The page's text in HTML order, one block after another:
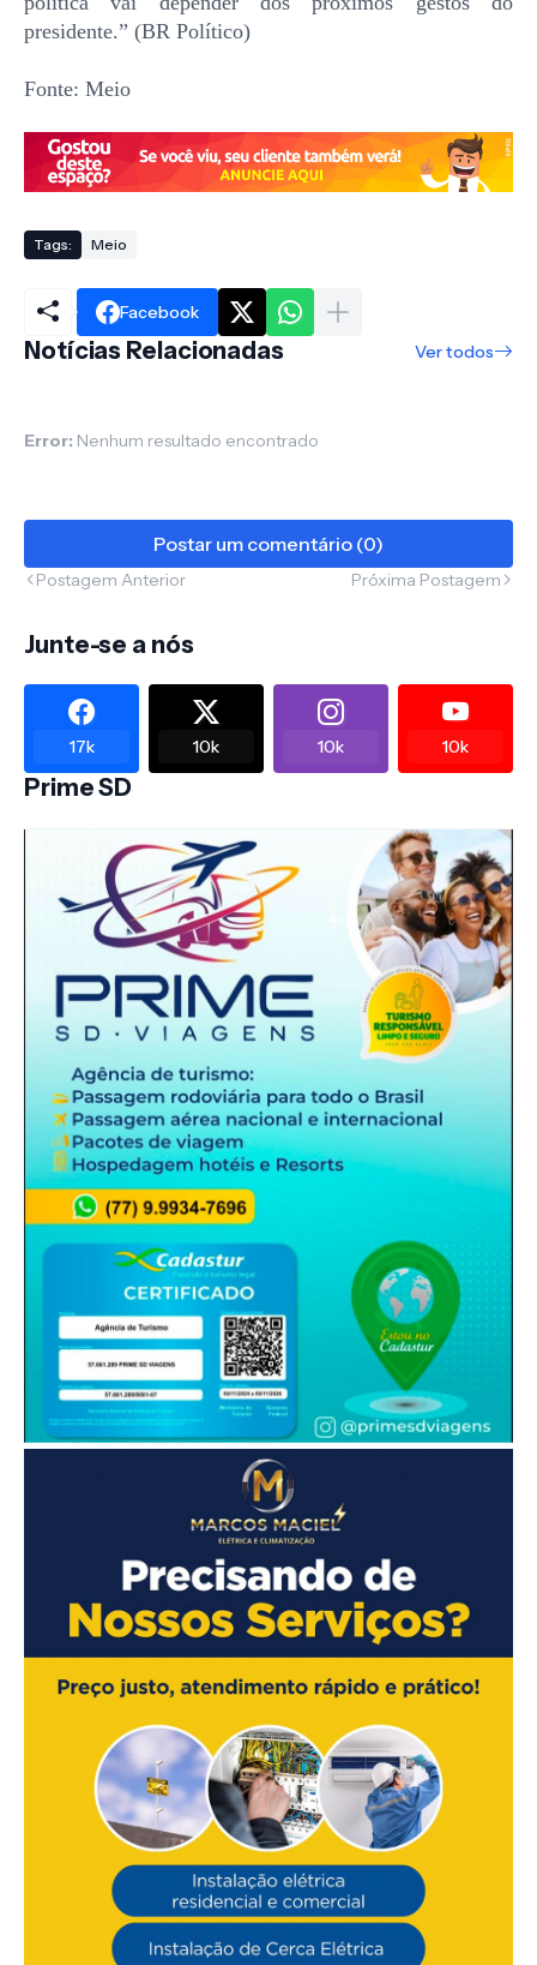
presidente.” (BR Político)
Fonte: Meio
Tags: Meio
Facebook
Notícias Relacionadas Ver todos
Error: Nenhum resultado encontrado
Postar um comentário (0)
Postagem Anterior Próxima Postagem
Junte-se a nós
17k 10k 10k 10k
Prime SD